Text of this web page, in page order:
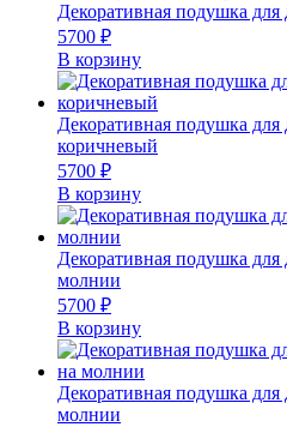
Декоративная подушка
5700 ₽
В корзину
Декоративная подушка для
коричневый
5700 ₽
В корзину
Декоративная подушка
молнии
5700 ₽
В корзину
Декоративная подушка для
молнии